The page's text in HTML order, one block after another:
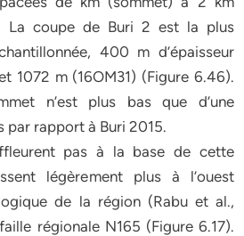
La coupe de Buri 2 est la plus
400 m d’épaisseur
1072 m (16OM31) (Figure 6.46).
n’est plus bas que d’une
par rapport à Buri 2015.
pas à la base de cette
légèrement plus à l’ouest
de la région (Rabu et al.,
régionale N165 (Figure 6.17).